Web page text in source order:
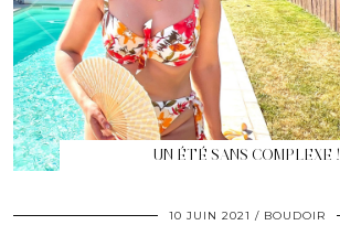
UN ÉTÉ SANS COMPLEXE !
10 JUIN 2021 BOUDOIR